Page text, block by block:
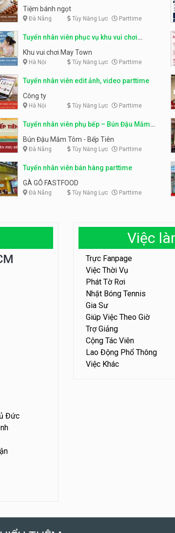
parttime
Tiệm bánh ngọt
Đà Nẵng Tùy Năng Lực Parttime
Tuyển nhân viên phục vụ khu vui chơi
parttime linh động
Khu vui chơi May Town
Hà Nội Tùy Năng Lực Parttime
Tuyển nhân viên edit ảnh, video parttime
Công ty
Hà Nội Tùy Năng Lực Parttime
Tuyển nhân viên phụ bếp – Bún Đậu Mắm
Tôm – Bếp Tiên
Bún Đậu Mắm Tôm - Bếp Tiên
Đà Nẵng Tùy Năng Lực Parttime
Tuyển nhân viên bán hàng parttime
GÀ GÔ FASTFOOD
Đà Nẵng Tùy Năng Lực Parttime
Đức
Việc
Trực Fanpage
Việc Thời Vụ
Phát Tờ Rơi
Nhặt Bóng Tennis
Gia Sư
Giúp Việc Theo Giờ
Trợ Giảng
Cộng Tác Viên
Lao Động Phổ Thông
Việc Khác